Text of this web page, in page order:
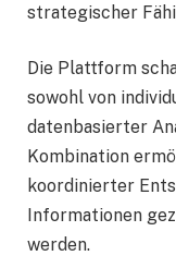
strategischer
Die Plattform
sowohl von
datenbasierter
Kombination
koordinierter
Informationen
werden.